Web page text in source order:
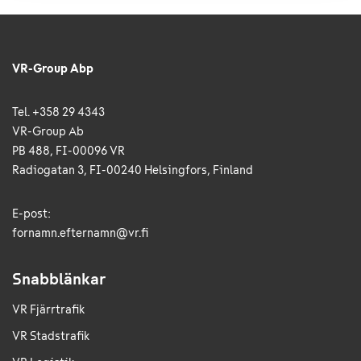
VR-Group Abp
Tel. +358 29 4343
VR-Group Ab
PB 488, FI-00096 VR
Radiogatan 3, FI-00240 Helsingfors, Finland
E-post:
fornamn.efternamn@vr.fi
Snabblänkar
VR Fjärrtrafik
VR Stadstrafik